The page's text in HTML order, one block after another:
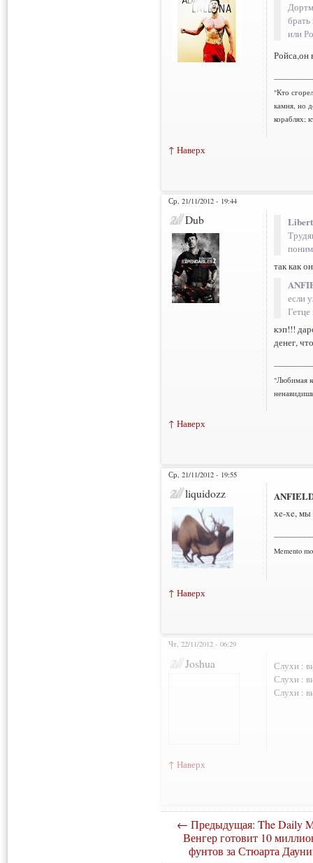
или
Ройса,он
"Кто
камня, но
кораблях;
↑ Наверх
Ср, 21/11/2012 - 19:44
Dub
так как
если
Гетце
кэп!!!
денег,
"Любимая
↑ Наверх
Ср, 21/11/2012 - 19:55
liquidozz
xe-xe, мы
Memento
↑ Наверх
Чт, 22/11/2012 - 06:29
Joshua
Слухи :
Слухи :
Слухи :
↑ Наверх
← Предыдущая: The Daily
Венгер готовит 10
фунтов за Стюарта